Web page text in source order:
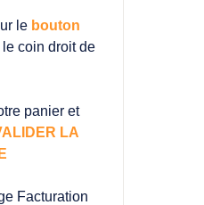
le bouton
coin droit de
panier et
LA
Facturation